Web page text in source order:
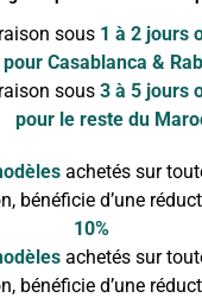
sous 1 à 2 jours
pour Casablanca &
sous 3 à 5 jours
pour le reste du
achetés sur
bénéficie d’une
10%
achetés sur
bénéficie d’une